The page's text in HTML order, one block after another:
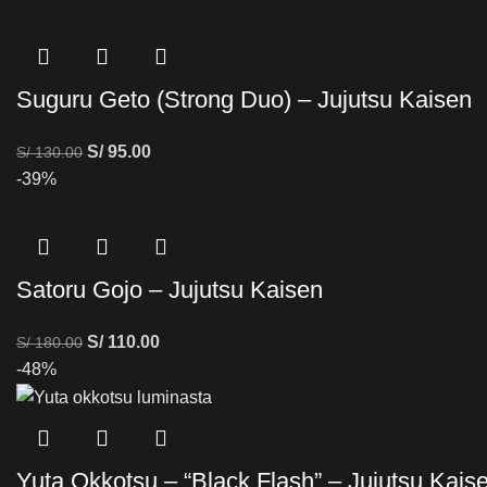
Suguru Geto (Strong Duo) – Jujutsu Kaisen
S/130.00 S/95.00
-39%
Satoru Gojo – Jujutsu Kaisen
S/180.00 S/110.00
-48%
Yuta Okkotsu – “Black Flash” – Jujutsu